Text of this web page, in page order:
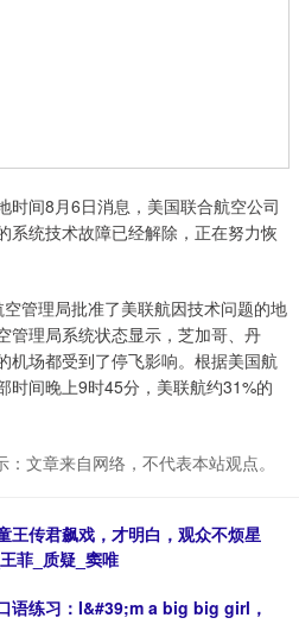
间8月6日消息，美国联合航空公司
系统技术故障已经解除，正在努力恢
管理局批准了美联航因技术问题的地
管理局系统状态显示，芝加哥、丹
机场都受到了停飞影响。根据美国航
时间晚上9时45分，美联航约31%的
：文章来自网络，不代表本站观点。
王传君飙戏，才明白，观众不烦星
菲_质疑_窦唯
语练习：I&#39;m a big big girl，